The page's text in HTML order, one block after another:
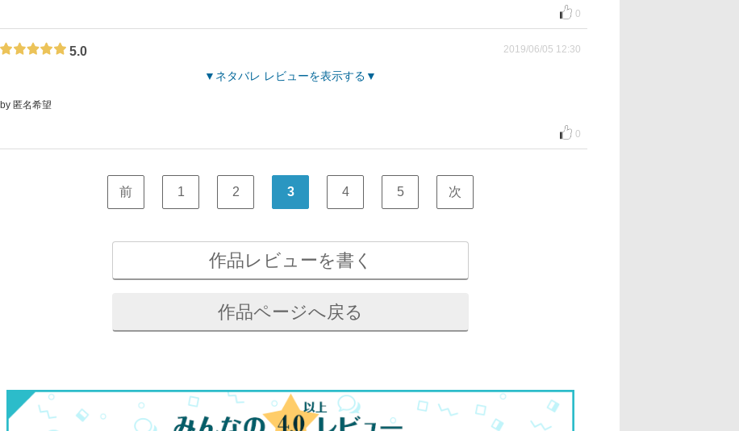
0
5.0 2019/06/05 12:30
ネタバレ レビューを表示する
by 匿名希望
0
前 1 2 3 4 5 次
作品レビューを書く
作品ページへ戻る